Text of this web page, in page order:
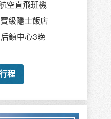
空直飛班機
級隱士飯店
鎮中心3晚
程